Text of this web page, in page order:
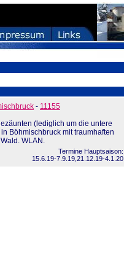
- 11155
(lediglich um die untere
Böhmischbruck mit traumhaften
WLAN.
Termine Hauptsaison:
15.6.19-7.9.19,21.12.19-4.1.20